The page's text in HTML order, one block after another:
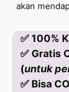
akan
✅ 100%
✅ Gratis
(untuk
✅ Bisa